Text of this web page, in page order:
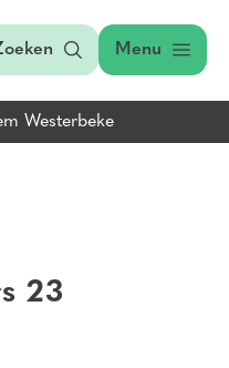
Menu
Westerbeke
23